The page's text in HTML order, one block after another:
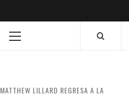
MATTHEW LILLARD REGRESA A LA